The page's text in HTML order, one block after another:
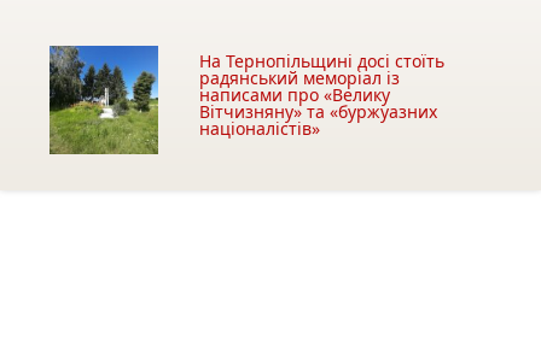
На Тернопільщині досі стоїть
радянський меморіал із
написами про «Велику
Вітчизняну» та «буржуазних
націоналістів»